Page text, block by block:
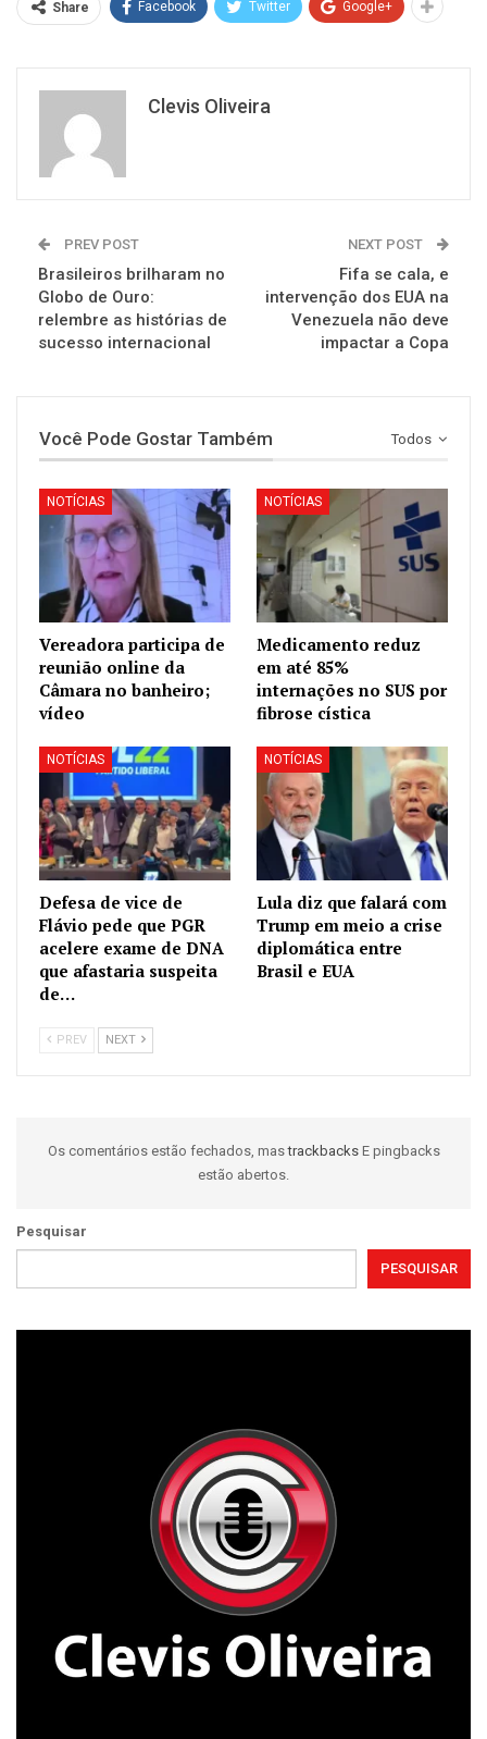
Share Facebook Twitter Google+
Clevis Oliveira
PREV POST
Brasileiros brilharam no
Globo de Ouro:
relembre as histórias de
sucesso internacional
NEXT POST
Fifa se cala, e
intervenção dos EUA na
Venezuela não deve
impactar a Copa
Todos
Você Pode Gostar Também
NOTÍCIAS
Vereadora participa de
reunião online da
Câmara no banheiro;
vídeo
NOTÍCIAS
Medicamento reduz
em até 85%
internações no SUS por
fibrose cística
NOTÍCIAS
Defesa de vice de
Flávio pede que PGR
acelere exame de DNA
que afastaria suspeita
de…
NOTÍCIAS
Lula diz que falará com
Trump em meio a crise
diplomática entre
Brasil e EUA
PREV NEXT
Os comentários estão fechados, mastrackbacks E pingbacks
estão abertos.
Pesquisar
PESQUISAR